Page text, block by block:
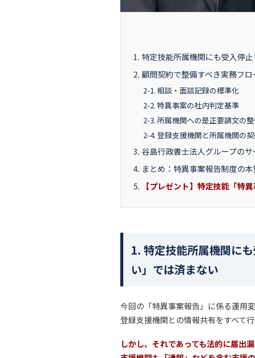
特定技能所属機関にも受入停
顧問契約で整備すべき実務フロ
2-1. 相談・面談記録の標準化
2-2. 特異事案の社内判定基準
2-3. 所属機関への是正要請文の
2-4. 登録支援機関と所属機関の
谷島行政書士法人グループの
まとめ：特異事案報告制度の
【プレゼント】特定技能「特
1. 特定技能所属機関に
い」では済まない
今回の「特異事案報告」に係る運用
登録支援機関との情報共有をすべて
しかし、それであっても法的に届出